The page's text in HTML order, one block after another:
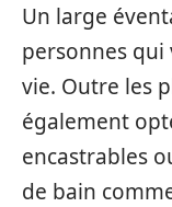
Un large
personnes
vie. Outre les
également
encastrables
de bain